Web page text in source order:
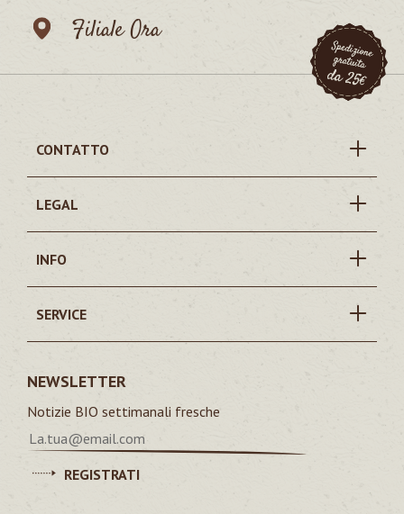
Filiale Ora
CONTATTO
LEGAL
INFO
SERVICE
NEWSLETTER
Notizie BIO settimanali fresche
REGISTRATI